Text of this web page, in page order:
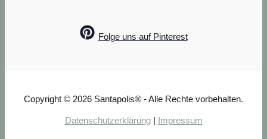
Folge uns auf Pinterest
Copyright © 2026 Santapolis® - Alle Rechte vorbehalten.
Datenschutzerklärung| Impressum